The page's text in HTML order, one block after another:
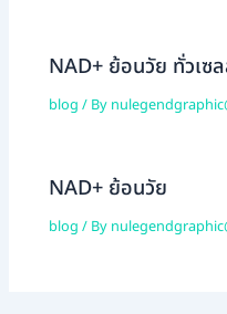
NAD+ ย้อนวัย ทั่วเซ
blog / By
NAD+ ย้อนวัย
blog / By